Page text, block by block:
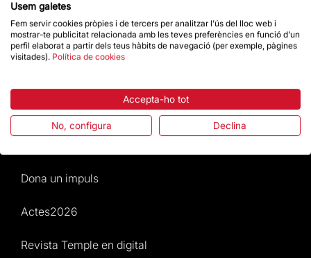
Preguntes freqüents
Atenció al Visitant
Notícies i Actualitat
Dona un impuls
Actes2026
Revista Temple en digital
Usem galetes
Fem servir cookies pròpies i de tercers per analitzar l'ús del lloc web i
mostrar-te publicitat relacionada amb les teves preferències en funció d'un
perfil elaborat a partir dels teus hàbits de navegació (per exemple, pàgines
visitades). Política de cookies
Accepta-ho tot
No, configura Declina